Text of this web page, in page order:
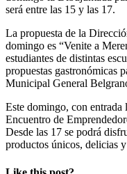
será entre las 15 y las 17.
La propuesta de la
domingo es “Venite a
estudiantes de distintas
propuestas gastronómicas
Municipal General
Este domingo, con
Encuentro de
Desde las 17 se podrá
productos únicos, delicias